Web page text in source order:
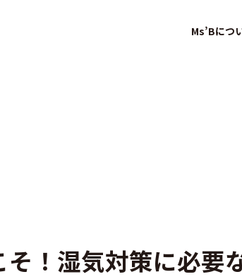
Ms’Bにつ
！湿気対策に必要